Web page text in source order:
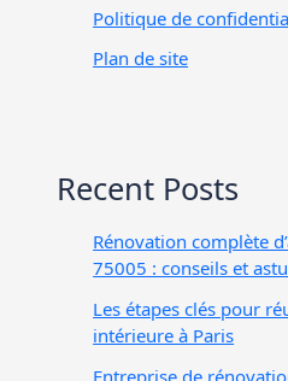
Politique de
Plan de site
Recent Posts
Rénovation complète
75005 : conseils et
Les étapes clés pour
intérieure à Paris
Entreprise de